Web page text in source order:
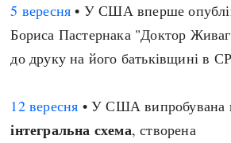
5 вересня • У США вперше
Бориса Пастернака "Доктор
до друку на його батьківщині в
12 вересня • У США випробувана
інтегральна схема, створена